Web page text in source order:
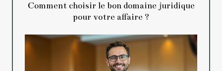
Comment choisir le bon domaine juridique
pour votre affaire ?